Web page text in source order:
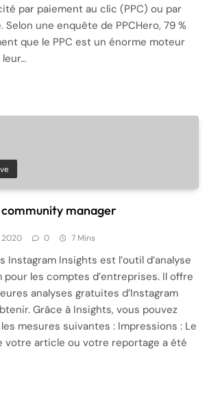
par paiement au clic (PPC) ou par
une enquête de PPCHero, 79 %
que le PPC est un énorme moteur
manager
2020 0 7 Mins
Instagram Insights est l’outil d’analyse
pour les comptes d’entreprises. Il offre
analyses gratuites d’Instagram
Grâce à Insights, vous pouvez
mesures suivantes : Impressions : Le
votre article ou votre reportage a été